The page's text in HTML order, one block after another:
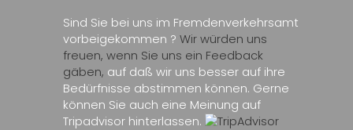
Sind Sie bei uns im Fremdenverkehrsamt
vorbeigekommen ? Wir würden uns
freuen, wenn Sie uns ein Feedback
gäben, auf daß wir uns besser auf ihre
Bedürfnisse abstimmen können. Gerne
können Sie auch eine Meinung auf
Tripadvisor hinterlassen.